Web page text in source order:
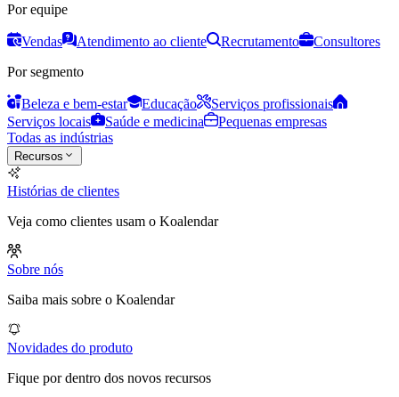
Por equipe
Vendas Atendimento ao cliente Recrutamento
Consultores
Por segmento
Beleza e bem-estar Educação
Serviços profissionais
Serviços locais
Saúde e medicina
Pequenas empresas
Todas as indústrias
Recursos
Histórias de clientes
Veja como clientes usam o Koalendar
Sobre nós
Saiba mais sobre o Koalendar
Novidades do produto
Fique por dentro dos novos recursos